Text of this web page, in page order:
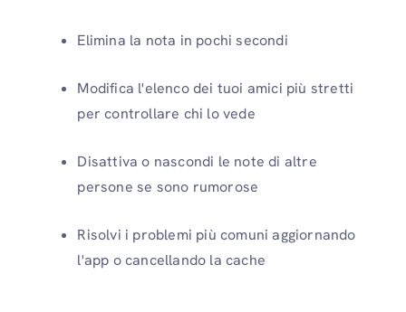
Elimina la nota in pochi secondi
Modifica l'elenco dei tuoi amici più stretti
per controllare chi lo vede
Disattiva o nascondi le note di altre
persone se sono rumorose
Risolvi i problemi più comuni aggiornando
l'app o cancellando la cache